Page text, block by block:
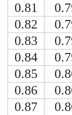
0.81
0.82
0.83
0.84
0.85
0.86
0.87